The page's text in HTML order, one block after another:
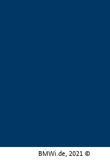
BMWi.de, 2021 ©